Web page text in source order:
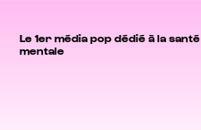
Le 1er média pop dédié à la santé
mentale